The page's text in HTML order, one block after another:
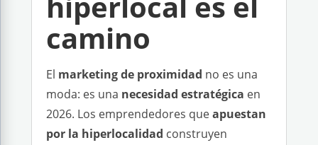
camino
El marketing de proximidad no es una
moda: es una necesidad estratégica en
2026. Los emprendedores queapuestan
por la hiperlocalidad construyen